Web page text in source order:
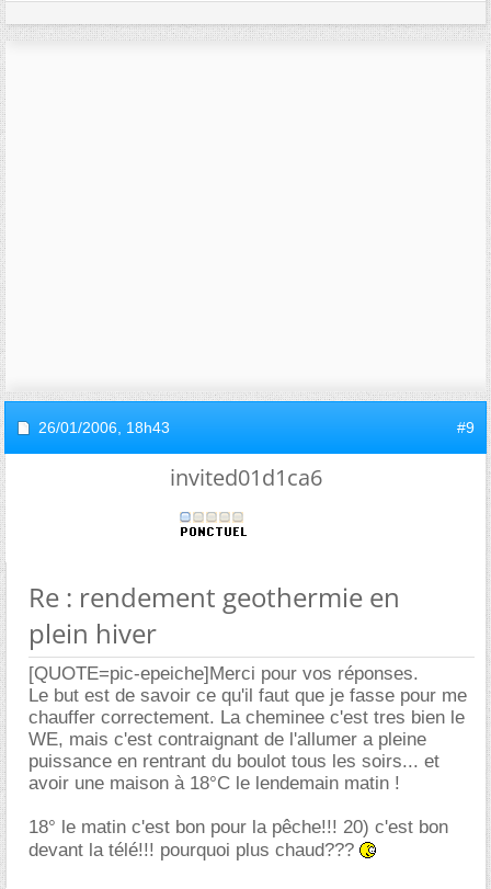
26/01/2006, 18h43 #9
invited01d1ca6
Re : rendement geothermie en
plein hiver
[QUOTE=pic-epeiche]Merci pour vos réponses.
Le but est de savoir ce qu'il faut que je fasse pour me
chauffer correctement. La cheminee c'est tres bien le
WE, mais c'est contraignant de l'allumer a pleine
puissance en rentrant du boulot tous les soirs... et
avoir une maison à 18°C le lendemain matin !
18° le matin c'est bon pour la pêche!!! 20) c'est bon
devant la télé!!! pourquoi plus chaud???